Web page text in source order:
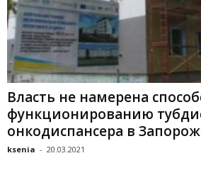
Власть не намерена
функционированию
онкодиспансера в
ksenia - 20.03.2021